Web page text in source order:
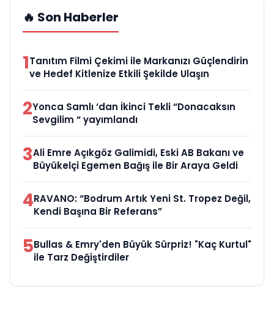
🔥 Son Haberler
1Tanıtım Filmi Çekimi ile Markanızı Güçlendirin
ve Hedef Kitlenize Etkili Şekilde Ulaşın
2Yonca Samlı ‘dan İkinci Tekli “Donacaksın
Sevgilim “ yayımlandı
3Ali Emre Açıkgöz Galimidi, Eski AB Bakanı ve
Büyükelçi Egemen Bağış ile Bir Araya Geldi
4RAVANO: “Bodrum Artık Yeni St. Tropez Değil,
Kendi Başına Bir Referans”
5Bullas & Emry'den Büyük Sürpriz! "Kaç Kurtul"
ile Tarz Değiştirdiler